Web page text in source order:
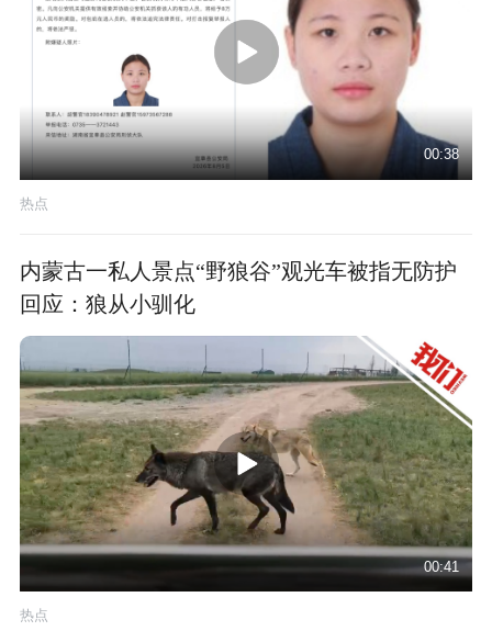
00:38
热点
内蒙古一私人景点“野狼谷”观光车被指无防护
回应：狼从小驯化
00:41
热点